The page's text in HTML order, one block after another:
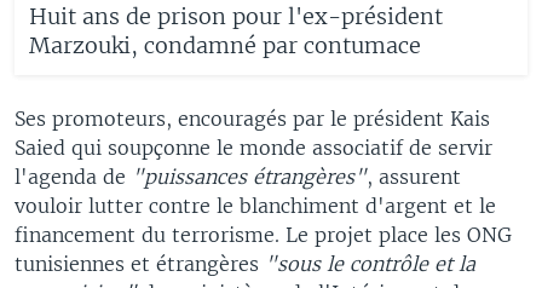
Huit ans de prison pour l'ex-président
Marzouki, condamné par contumace
Ses promoteurs, encouragés par le président Kais
Saied qui soupçonne le monde associatif de servir
l'agenda de "puissances étrangères", assurent
vouloir lutter contre le blanchiment d'argent et le
financement du terrorisme. Le projet place les ONG
tunisiennes et étrangères "sous le contrôle et la